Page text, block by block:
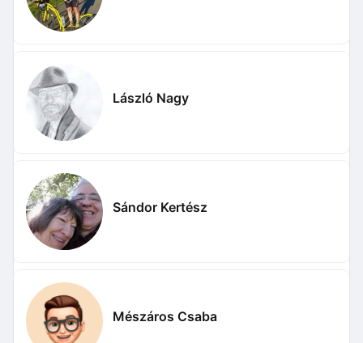
László Nagy
Sándor Kertész
Mészáros Csaba